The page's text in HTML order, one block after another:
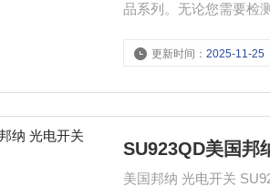
品系列。无论您需要检
更新时间：2025-11-25
SU923QD美国邦
美国邦纳 光电开关